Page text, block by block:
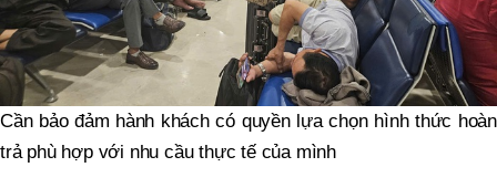
Cần bảo đảm hành khách có quyền lựa chọn hình thức hoàn
trả phù hợp với nhu cầu thực tế của mình